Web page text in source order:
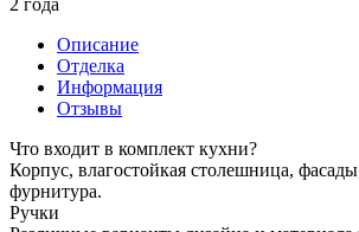
Описание
Отделка
Информация
Отзывы
Что входит в комплект кухни?
Корпус, влагостойкая столешница,
фурнитура.
Ручки